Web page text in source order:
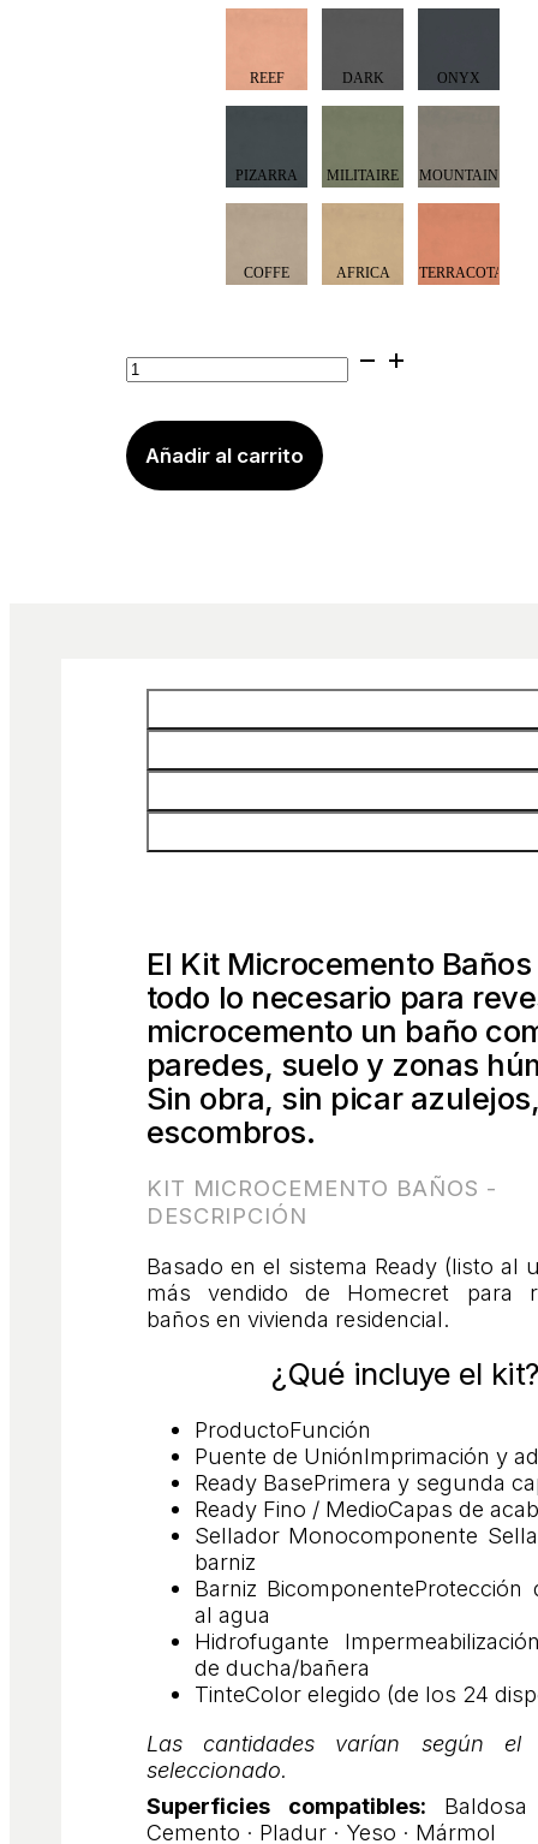
Kit
Microcemento
cantidad
Añadir al carrito
El Kit Microcemento
todo lo necesario para
microcemento un baño
paredes, suelo y zonas
Sin obra, sin picar
escombros.
KIT MICROCEMENTO BAÑOS -
DESCRIPCIÓN
Basado en el sistema Ready (listo al
más vendido de Homecret para
baños en vivienda residencial.
¿Qué incluye el
ProductoFunción
Puente de UniónImprimación y
Ready BasePrimera y segunda
Ready Fino / MedioCapas de
Sellador Monocomponente
barniz
Barniz BicomponenteProtección
al agua
Hidrofugante
de ducha/bañera
TinteColor elegido (de los 24
Las cantidades varían según
seleccionado.
Superficies compatibles:
Cemento · Pladur · Yeso · Mármol